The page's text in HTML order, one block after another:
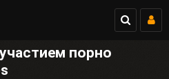
порно